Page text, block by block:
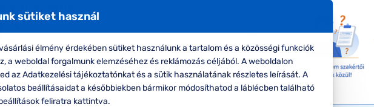
sütiket használ
élmény érdekében sütiket használunk a tartalom és a közösségi funkciók
a weboldal forgalmunk elemzéséhez és reklámozás céljából. A weboldalon
az Adatkezelési tájékoztatónkat és a sütik használatának részletes leírását. A
beállításaidat a későbbiekben bármikor módosíthatod a láblécben található
feliratra kattintva.